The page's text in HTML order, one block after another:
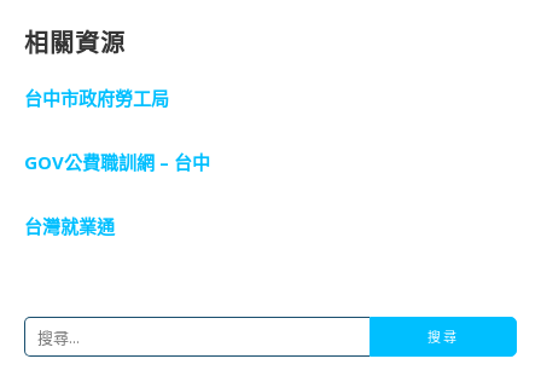
相關資源
台中市政府勞工局
GOV公費職訓網 – 台中
台灣就業通
搜